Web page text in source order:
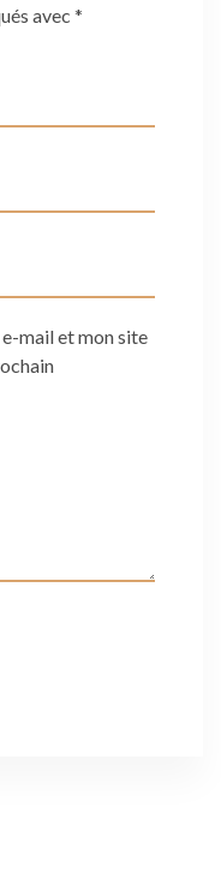
avec *
mail et mon site